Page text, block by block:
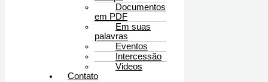
Documentos
em PDF
Em suas
palavras
Eventos
Intercessão
Videos
Contato